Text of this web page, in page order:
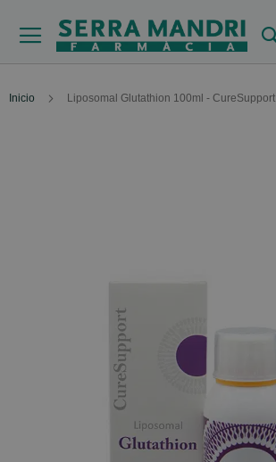
Inicio Liposomal Glutathion 100ml - CureSupport